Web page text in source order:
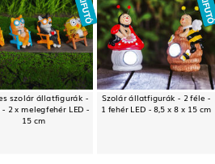
szolár állatfigurák -
2 x melegfehér LED -
15 cm
Szolár állatfigurák - 2 féle -
1 fehér LED - 8,5 x 8 x 15 cm